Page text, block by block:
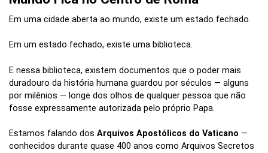
Em uma cidade aberta ao mundo, existe um estado fechado.
Em um estado fechado, existe uma biblioteca.
E nessa biblioteca, existem documentos que o poder mais
duradouro da história humana guardou por séculos — alguns
por milênios — longe dos olhos de qualquer pessoa que não
fosse expressamente autorizada pelo próprio Papa.
Estamos falando dos Arquivos Apostólicos do Vaticano —
conhecidos durante quase 400 anos como Arquivos Secretos